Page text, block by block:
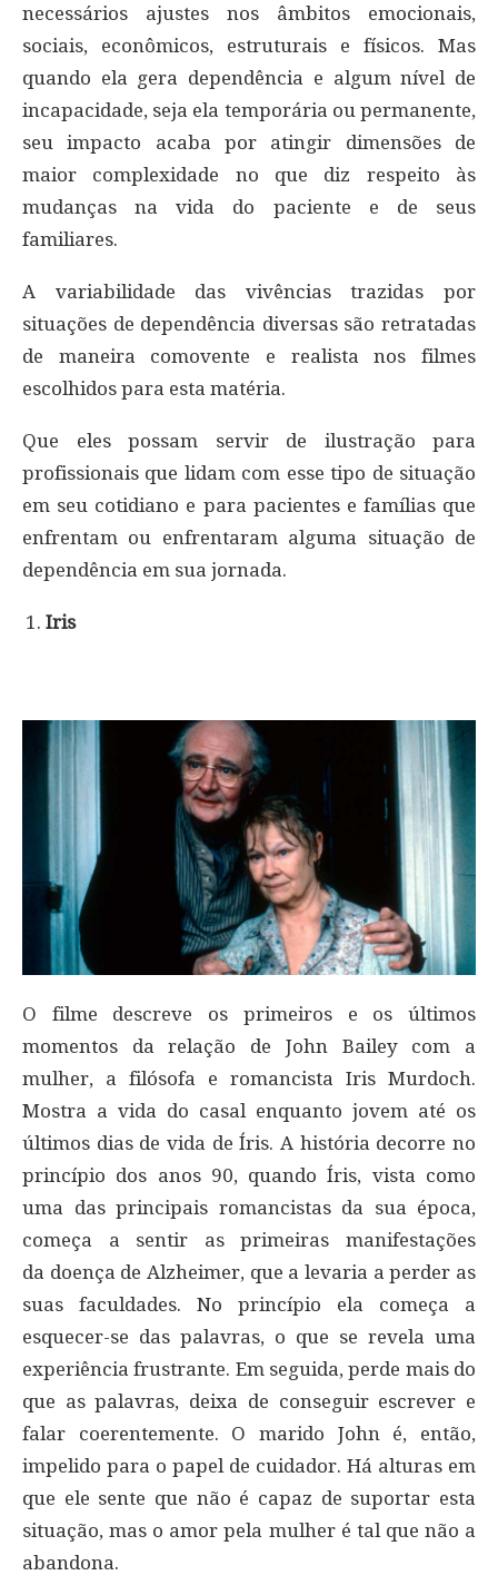
necessários ajustes nos âmbitos emocionais,
sociais, econômicos, estruturais e físicos. Mas
quando ela gera dependência e algum nível de
incapacidade, seja ela temporária ou permanente,
seu impacto acaba por atingir dimensões de
maior complexidade no que diz respeito às
mudanças na vida do paciente e de seus
familiares.
A variabilidade das vivências trazidas por
situações de dependência diversas são retratadas
de maneira comovente e realista nos filmes
escolhidos para esta matéria.
Que eles possam servir de ilustração para
profissionais que lidam com esse tipo de situação
em seu cotidiano e para pacientes e famílias que
enfrentam ou enfrentaram alguma situação de
dependência em sua jornada.
Iris
O filme descreve os primeiros e os últimos
momentos da relação de John Bailey com a
mulher, a filósofa e romancista Iris Murdoch.
Mostra a vida do casal enquanto jovem até os
últimos dias de vida de Íris. A história decorre no
princípio dos anos 90, quando Íris, vista como
uma das principais romancistas da sua época,
começa a sentir as primeiras manifestações
da doença de Alzheimer, que a levaria a perder as
suas faculdades. No princípio ela começa a
esquecer-se das palavras, o que se revela uma
experiência frustrante. Em seguida, perde mais do
que as palavras, deixa de conseguir escrever e
falar coerentemente. O marido John é, então,
impelido para o papel de cuidador. Há alturas em
que ele sente que não é capaz de suportar esta
situação, mas o amor pela mulher é tal que não a
abandona.